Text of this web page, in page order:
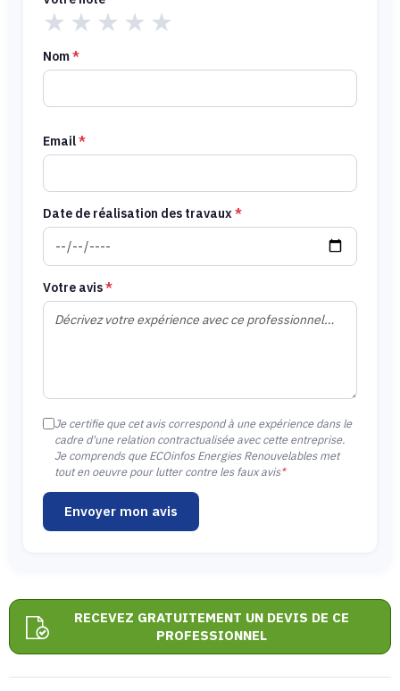
★ ★ ★ ★ ★
Nom*
Email*
Date de réalisation des travaux *
Votre avis*
Je certifie que cet avis correspond à une expérience dans le
cadre d'une relation contractualisée avec cette entreprise.
Je comprends que ECOinfos Energies Renouvelables met
tout en oeuvre pour lutter contre les faux avis*
Envoyer mon avis
RECEVEZ GRATUITEMENT UN DEVIS DE CE
PROFESSIONNEL